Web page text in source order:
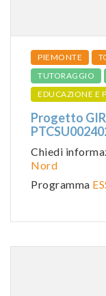
PIEMONTE
TUTORAGGIO
EDUCAZIONE E
Progetto
Chiedi
Nord
Programma